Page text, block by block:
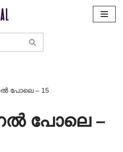
പോലെ – 15
പോലെ –